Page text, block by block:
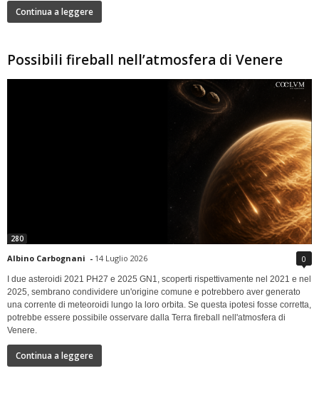
Continua a leggere
Possibili fireball nell’atmosfera di Venere
280
Albino Carbognani - 14 Luglio 2026 0
I due asteroidi 2021 PH27 e 2025 GN1, scoperti rispettivamente nel 2021 e nel
2025, sembrano condividere un'origine comune e potrebbero aver generato
una corrente di meteoroidi lungo la loro orbita. Se questa ipotesi fosse corretta,
potrebbe essere possibile osservare dalla Terra fireball nell'atmosfera di
Venere.
Continua a leggere